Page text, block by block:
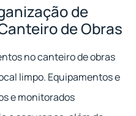
de
de Obras
no canteiro de obras
limpo. Equipamentos e
e monitorados